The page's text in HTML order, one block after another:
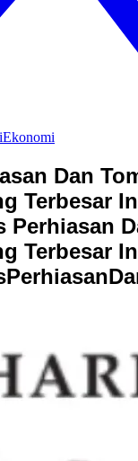
Ekonomi
Dan
Terbesar
Perhiasan
Terbesar
PerhiasanDa